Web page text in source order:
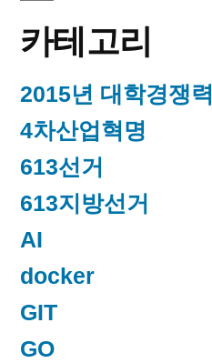
카테고리
2015년 대학경쟁력
4차산업혁명
613선거
613지방선거
AI
docker
GIT
GO